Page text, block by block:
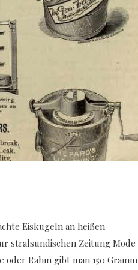
Eiskugeln an heißen
stralsundischen Zeitung Mode
oder Rahm gibt man 150 Gramm